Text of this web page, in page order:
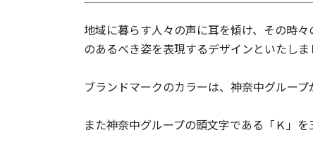
地域に暮らす人々の声に耳を傾け、その時
のあるべき姿を表現するデザインといたしま
ブランドマークのカラーは、神奈中グルー
また神奈中グループの頭文字である「Ｋ」